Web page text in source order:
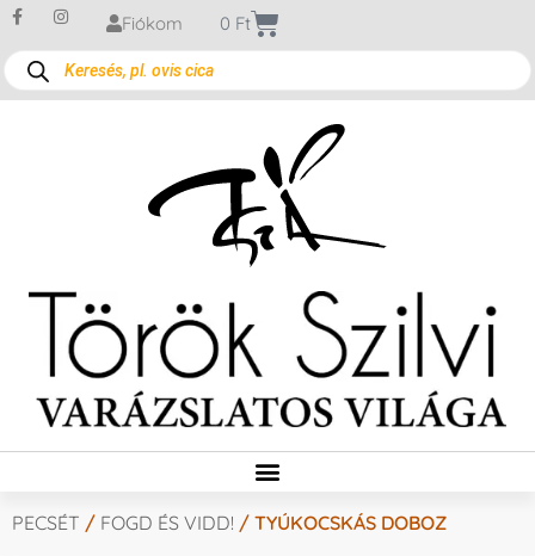
Fiókom 0 Ft
PECSÉT / FOGD ÉS VIDD! / TYÚKOCSKÁS DOBOZ